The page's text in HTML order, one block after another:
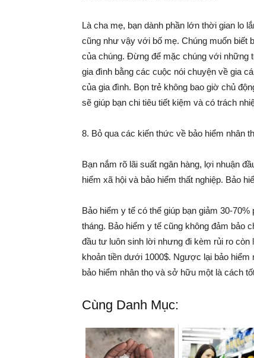
Là cha mẹ, bạn dành phần lớn thời gian lo
cũng như vậy với bố mẹ. Chúng muốn biết
của chúng. Đừng để mặc chúng với những
gia đình bằng các cuộc nói chuyện về gia
của gia đình. Bọn trẻ không bao giờ chủ
sẽ giúp bạn chi tiêu tiết kiệm và có trách
8. Bỏ qua các kiến thức về bảo hiểm nhân
Bạn nắm rõ lãi suất ngân hàng, lợi nhuận
hiểm xã hội và bảo hiểm thất nghiệp. Bảo
Bảo hiểm y tế có thể giúp bạn giảm 30-
tháng. Bảo hiểm y tế cũng không đảm bảo
đầu tư luôn sinh lời nhưng đi kèm rủi ro
khoản tiền dưới 1000$. Ngược lại bảo
bảo hiểm nhân thọ và sở hữu một là cách
Cùng Danh Mục: